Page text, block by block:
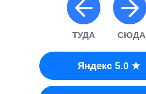
ТУДА СЮДА
Яндекс 5.0 ★